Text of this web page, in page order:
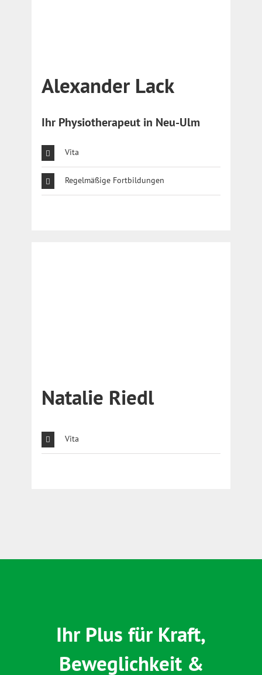
Alexander Lack
Ihr Physiotherapeut in Neu-Ulm
Vita
Regelmäßige Fortbildungen
Natalie Riedl
Vita
Ihr Plus für Kraft,
Beweglichkeit &